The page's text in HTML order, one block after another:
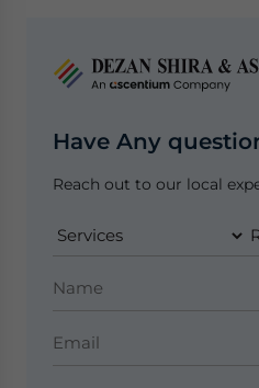
Have Any
Reach out to our local